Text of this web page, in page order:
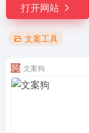
打开网站
文案工具
文案狗